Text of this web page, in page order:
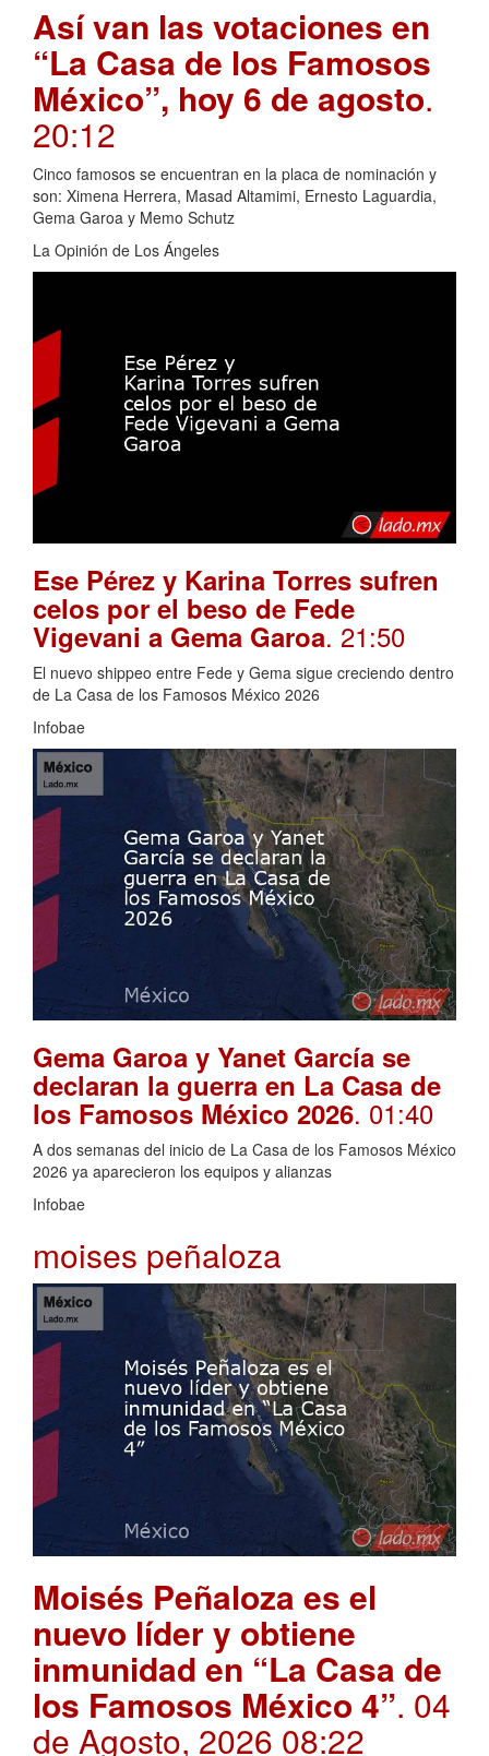
Así van las votaciones en
“La Casa de los Famosos
México”, hoy 6 de agosto.
20:12
Cinco famosos se encuentran en la placa de nominación y
son: Ximena Herrera, Masad Altamimi, Ernesto Laguardia,
Gema Garoa y Memo Schutz
La Opinión de Los Ángeles
Ese Pérez y Karina Torres sufren
celos por el beso de Fede
Vigevani a Gema Garoa. 21:50
El nuevo shippeo entre Fede y Gema sigue creciendo dentro
de La Casa de los Famosos México 2026
Infobae
Gema Garoa y Yanet García se
declaran la guerra en La Casa de
los Famosos México 2026. 01:40
A dos semanas del inicio de La Casa de los Famosos México
2026 ya aparecieron los equipos y alianzas
Infobae
moises peñaloza
Moisés Peñaloza es el
nuevo líder y obtiene
inmunidad en “La Casa de
los Famosos México 4”. 04
de Agosto, 2026 08:22